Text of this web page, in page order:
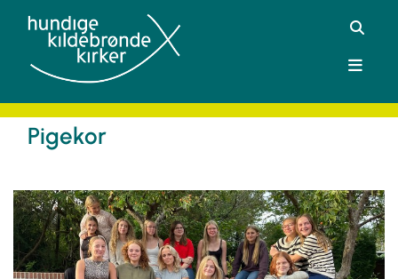
Pigekor